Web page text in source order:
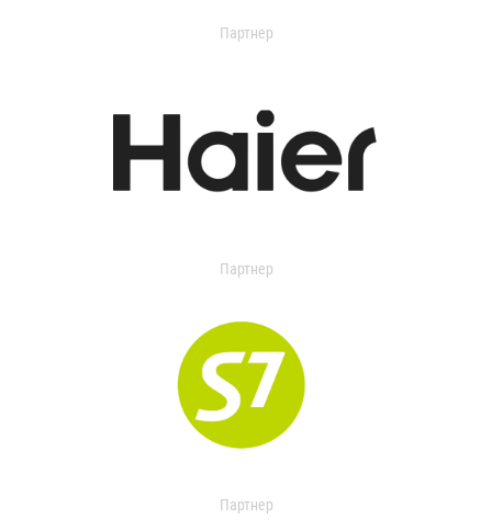
Партнер
Партнер
Партнер